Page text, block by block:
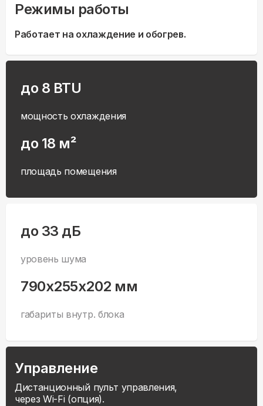
Режимы работы
Работает на охлаждение и обогрев.
до 8 BTU
мощность охлаждения
до 18 м²
площадь помещения
до 33 дБ
уровень шума
790x255x202 мм
габариты внутр. блока
Управление
Дистанционный пульт управления,
через Wi-Fi (опция).